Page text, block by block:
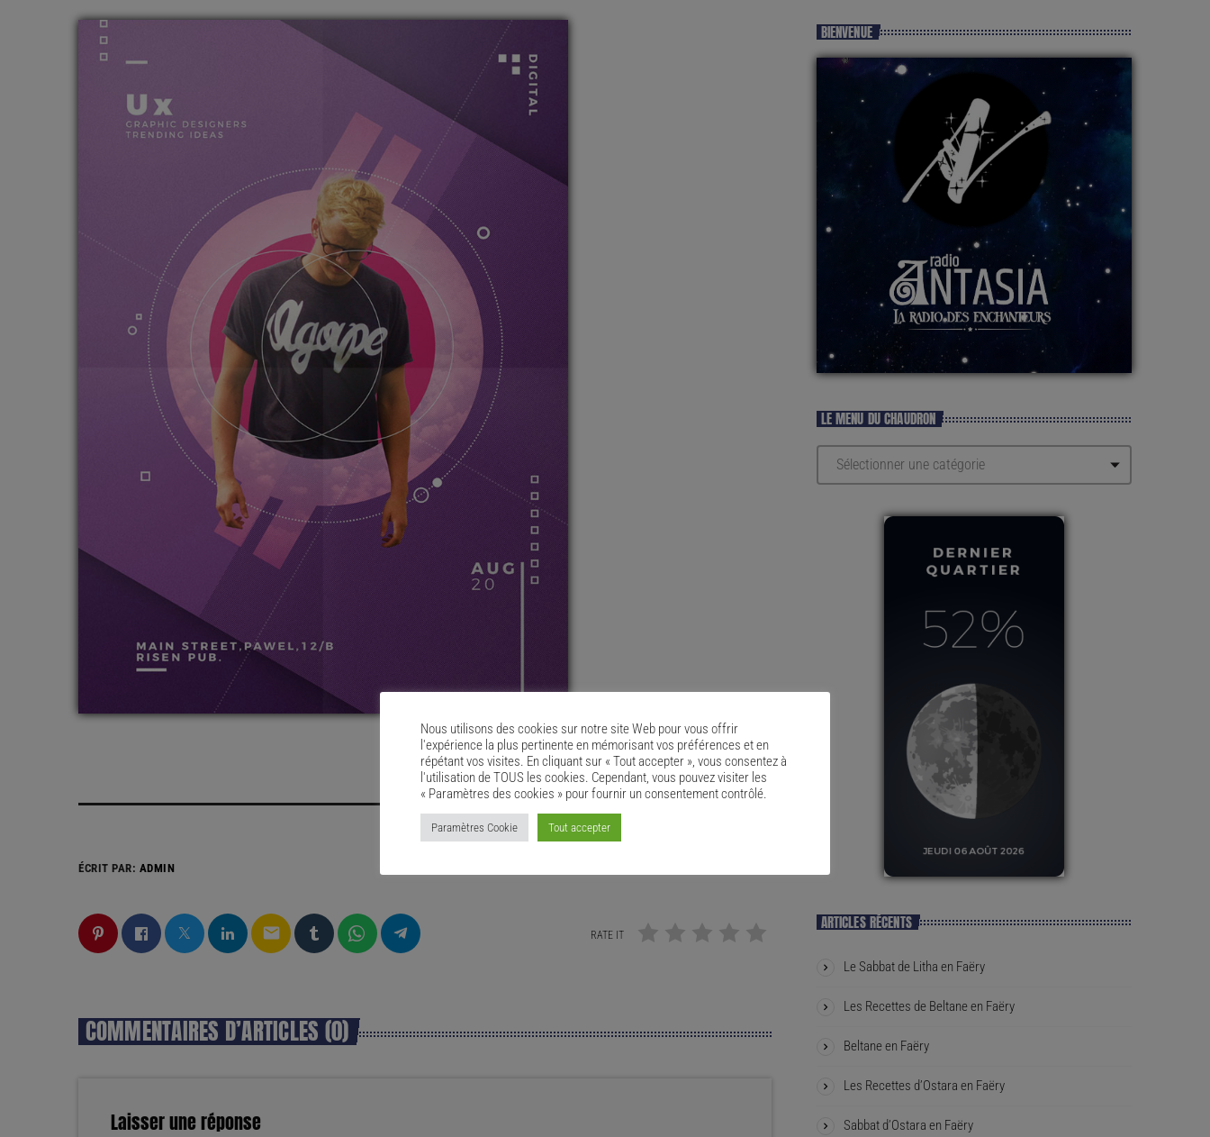
ÉCRIT PAR: ADMIN
email RATE IT
COMMENTAIRES D’ARTICLES (0)
Laisser une réponse
BIENVENUE
LE MENU DU CHAUDRON
ARTICLES RÉCENTS
Le Sabbat de Litha en Faëry
Les Recettes de Beltane en Faëry
Beltane en Faëry
Les Recettes d’Ostara en Faëry
Sabbat d’Ostara en Faëry
Nous utilisons des cookies sur notre site Web pour vous offrir
l'expérience la plus pertinente en mémorisant vos préférences et en
répétant vos visites. En cliquant sur « Tout accepter », vous consentez à
l'utilisation de TOUS les cookies. Cependant, vous pouvez visiter les
« Paramètres des cookies » pour fournir un consentement contrôlé.
Paramètres Cookie Tout accepter